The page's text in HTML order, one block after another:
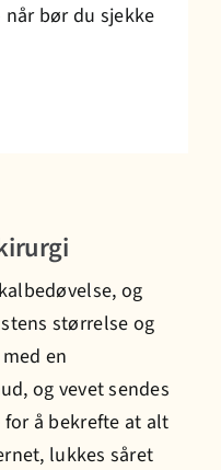
bør du sjekke
og
størrelse og
en
og vevet sendes
å bekrefte at alt
lukkes såret